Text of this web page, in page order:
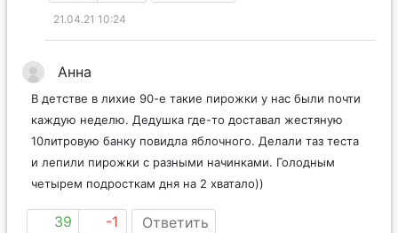
21.04.21 10:24
Анна
В детстве в лихие 90-е такие пирожки у нас были почти
каждую неделю. Дедушка где-то доставал жестяную
10литровую банку повидла яблочного. Делали таз теста
и лепили пирожки с разными начинками. Голодным
четырем подросткам дня на 2 хватало))
39 -1 Ответить